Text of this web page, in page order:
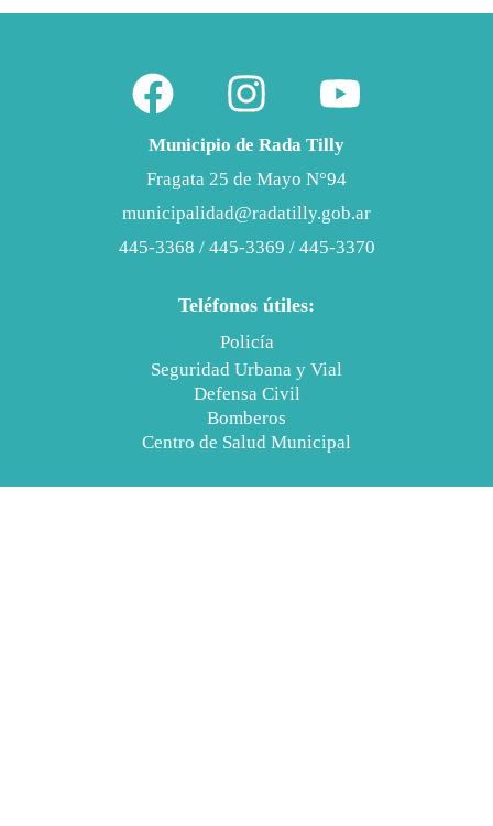
Municipio de Rada Tilly
Fragata 25 de Mayo N°94
municipalidad@radatilly.gob.ar
445-3368 / 445-3369 / 445-3370
Teléfonos útiles:
Policía
Seguridad Urbana y Vial
Defensa Civil
Bomberos
Centro de Salud Municipal